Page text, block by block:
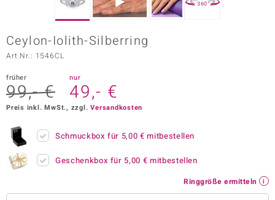
360°
Ceylon-Iolith-Silberring
Art.Nr.: 1546CL
früher
99,- €
nur
49,- €
Preis inkl. MwSt., zzgl.Versandkosten
Schmuckbox für 5,00 € mitbestellen
Geschenkbox für 5,00 € mitbestellen
Ringgröße ermitteln